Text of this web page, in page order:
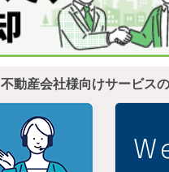
不動産会社様向けサービス